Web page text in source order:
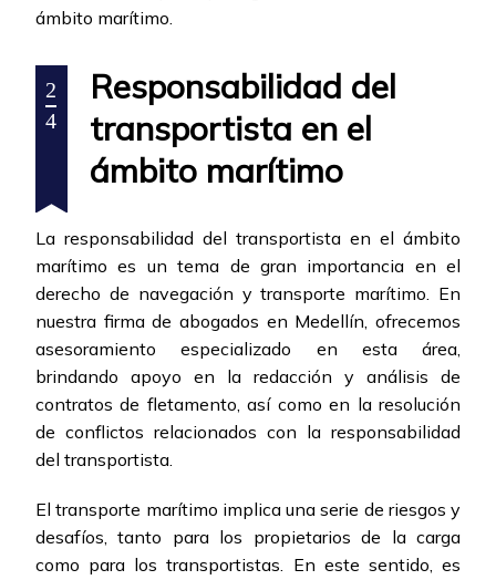
ámbito marítimo.
2
4
Responsabilidad del
transportista en el
ámbito marítimo
La responsabilidad del transportista en el ámbito
marítimo es un tema de gran importancia en el
derecho de navegación y transporte marítimo. En
nuestra firma de abogados en Medellín, ofrecemos
asesoramiento especializado en esta área,
brindando apoyo en la redacción y análisis de
contratos de fletamento, así como en la resolución
de conflictos relacionados con la responsabilidad
del transportista.
El transporte marítimo implica una serie de riesgos y
desafíos, tanto para los propietarios de la carga
como para los transportistas. En este sentido, es